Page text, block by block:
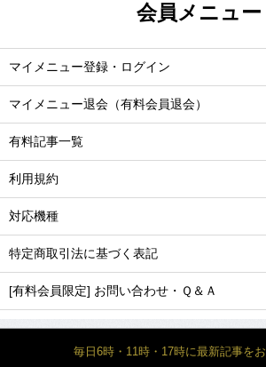
会員メニュー
マイメニュー登録・ログイン
マイメニュー退会（有料会員退会）
有料記事一覧
利用規約
対応機種
特定商取引法に基づく表記
[有料会員限定] お問い合わせ・Ｑ＆Ａ
毎日6時・11時・17時に最新記事を